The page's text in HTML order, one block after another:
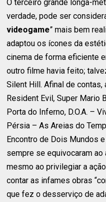
O terceiro grande longa-
verdade, pode ser
videogame” mais bem
adaptou os ícones da
cinema de forma eficiente
outro filme havia feito;
Silent Hill. Afinal de
Resident Evil, Super Mario
Porta do Inferno, D.O.A. –
Pérsia – As Areias do
Encontro de Dois Mundos
sempre se equivocaram ao
mesmo ao privilegiar a
contar as infames obras
que fez o desserviço de